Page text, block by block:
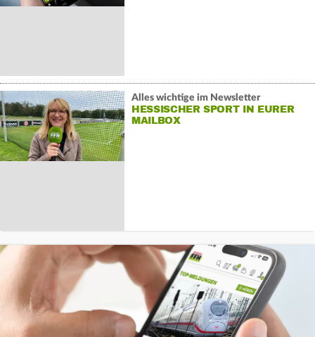
Alles wichtige im Newsletter
HESSISCHER SPORT IN EURER
MAILBOX